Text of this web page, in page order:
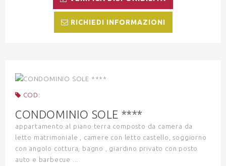
RICHIEDI INFORMAZIONI
COD:
CONDOMINIO SOLE ****
appartamento al piano terra composto da camera da
letto matrimoniale , camere con letto castello, soggiorno
con angolo cottura, bagno , giardino privato con posto
auto e barbecue ...